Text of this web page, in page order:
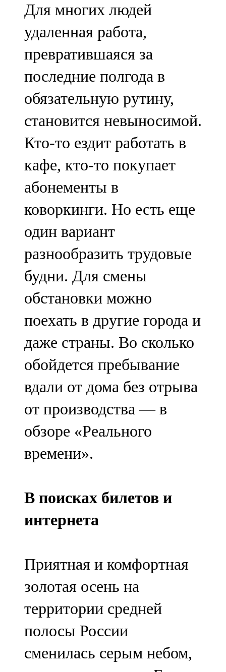
106,2 FM
Минзәлә
107,3 FM
Мөслим
100,0 FM
Нурлат
104,7 FM
Олы Әтнә
71,42 FM
Сарман
107,8 FM
Теләче
106,1 FM
Түбән Кама
102,6 FM
Чирмешән
107,7 FM
Чистай
103,0 FM
Чүпрәле
91,0 FM
102,3 FM
Яңа чишмә
Яр Чаллы
105,5 FM
Для многих людей
удаленная работа,
превратившаяся за
последние полгода в
обязательную рутину,
становится невыносимой.
Кто-то ездит работать в
кафе, кто-то покупает
абонементы в
коворкинги. Но есть еще
один вариант
разнообразить трудовые
будни. Для смены
обстановки можно
поехать в другие города и
даже страны. Во сколько
обойдется пребывание
вдали от дома без отрыва
от производства — в
обзоре «Реального
времени».
В поисках билетов и
интернета
Приятная и комфортная
золотая осень на
территории средней
полосы России
сменилась серым небом,